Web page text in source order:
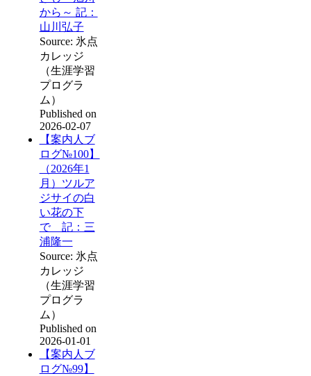
から～ 記：
山川弘子
Source: 氷点
カレッジ
（生涯学習
プログラ
ム）
Published on
2026-02-07
【案内人ブ
ログ№100】
（2026年1
月）ツルア
ジサイの白
い花の下
で 記：三
浦隆一
Source: 氷点
カレッジ
（生涯学習
プログラ
ム）
Published on
2026-01-01
【案内人ブ
ログ№99】